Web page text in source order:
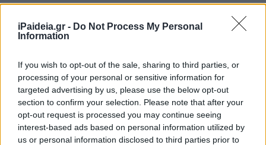
iPaideia.gr - Do Not Process My Personal
Information
If you wish to opt-out of the sale, sharing to third parties, or
processing of your personal or sensitive information for
targeted advertising by us, please use the below opt-out
section to confirm your selection. Please note that after your
opt-out request is processed you may continue seeing
interest-based ads based on personal information utilized by
us or personal information disclosed to third parties prior to